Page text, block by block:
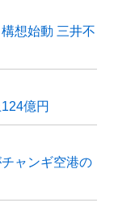
想始動 三井不
億円
ャンギ空港の